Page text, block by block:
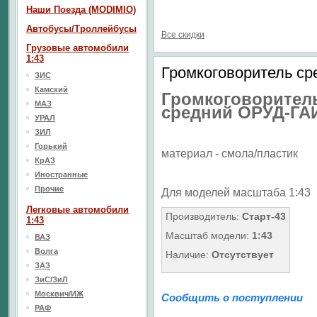
Все скидки
Громкоговоритель
средний ОРУД-
материал - смола/пластик
Для моделей масштаба 1:43
Производитель: Старт-43
Масштаб модели: 1:43
Наличие: Отсутствует
Сообщить о поступлении
Наши Поезда (MODIMIO)
Автобусы/Троллейбусы
Грузовые автомобили
1:43
ЗИС
Камский
МАЗ
УРАЛ
ЗИЛ
Горький
КрАЗ
Иностранные
Прочие
Легковые автомобили
1:43
ВАЗ
Волга
ЗАЗ
ЗиС/ЗиЛ
Москвич/ИЖ
РАФ